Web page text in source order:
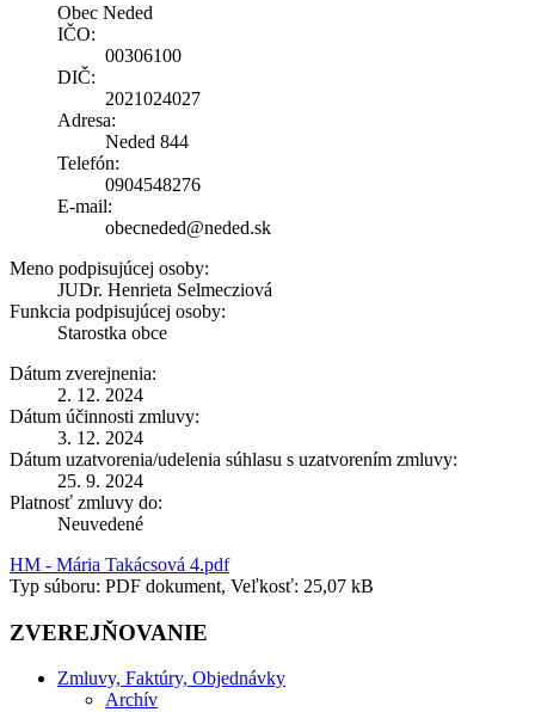
Obec Neded
IČO:
00306100
DIČ:
2021024027
Adresa:
Neded 844
Telefón:
0904548276
E-mail:
obecneded@neded.sk
Meno podpisujúcej osoby:
JUDr. Henrieta Selmecziová
Funkcia podpisujúcej osoby:
Starostka obce
Dátum zverejnenia:
2. 12. 2024
Dátum účinnosti zmluvy:
3. 12. 2024
Dátum uzatvorenia/udelenia súhlasu s uzatvorením zmluvy:
25. 9. 2024
Platnosť zmluvy do:
Neuvedené
HM - Mária Takácsová 4.pdf
Typ súboru: PDF dokument, Veľkosť: 25,07 kB
ZVEREJŇOVANIE
Zmluvy, Faktúry, Objednávky
Archív